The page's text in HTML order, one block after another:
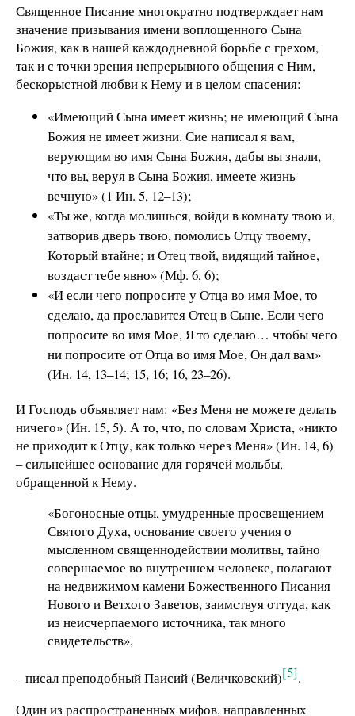
Священное Писание многократно подтверждает нам
значение призывания имени воплощенного Сына
Божия, как в нашей каждодневной борьбе с грехом,
так и с точки зрения непрерывного общения с Ним,
бескорыстной любви к Нему и в целом спасения:
«Имеющий Сына имеет жизнь; не имеющий Сына
Божия не имеет жизни. Сие написал я вам,
верующим во имя Сына Божия, дабы вы знали,
что вы, веруя в Сына Божия, имеете жизнь
вечную» (1 Ин. 5, 12–13);
«Ты же, когда молишься, войди в комнату твою и,
затворив дверь твою, помолись Отцу твоему,
Который втайне; и Отец твой, видящий тайное,
воздаст тебе явно» (Мф. 6, 6);
«И если чего попросите у Отца во имя Мое, то
сделаю, да прославится Отец в Сыне. Если чего
попросите во имя Мое, Я то сделаю… чтобы чего
ни попросите от Отца во имя Мое, Он дал вам»
(Ин. 14, 13–14; 15, 16; 16, 23–26).
И Господь объявляет нам: «Без Меня не можете делать
ничего» (Ин. 15, 5). А то, что, по словам Христа, «никто
не приходит к Отцу, как только через Меня» (Ин. 14, 6)
– сильнейшее основание для горячей мольбы,
обращенной к Нему.
«Богоносные отцы, умудренные просвещением
Святого Духа, основание своего учения о
мысленном священнодействии молитвы, тайно
совершаемое во внутреннем человеке, полагают
на недвижимом камени Божественного Писания
Нового и Ветхого Заветов, заимствуя оттуда, как
из неисчерпаемого источника, так много
свидетельств»,
– писал преподобный Паисий (Величковский)[5].
Один из распространенных мифов, направленных